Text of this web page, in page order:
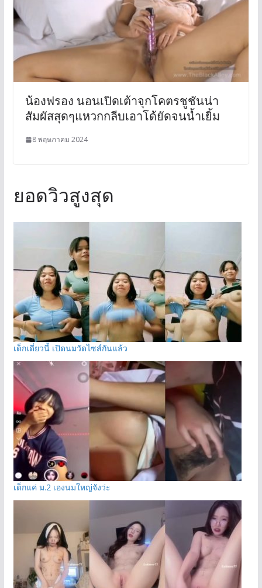
น้องฟรอง นอนเปิดเต้าจุกโคตรชูชันน่า
สัมผัสสุดๆแหวกกลีบเอาโด้ยัดจนน้ำเยิ้ม
8 พฤษภาคม 2024
ยอดวิวสูงสุด
เด็กเดี่ยวนี้ เปิดนมวัดไซส์กันแล้ว
เด็กแค่ ม.2 เองนมใหญ่จังว่ะ